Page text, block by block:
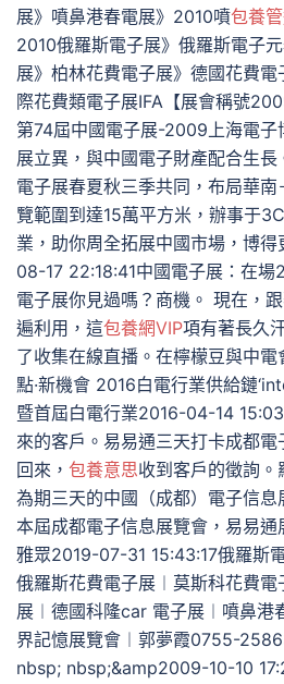
展》噴鼻港春電展》2010噴包養
2010俄羅斯電子展》俄羅斯電子
展》柏林花費電子展》德國花費
際花費類電子展IFA【展會稱號
第74屆中國電子展-2009上海電
展立異，與中國電子財產配合生
電子展春夏秋三季共同，布局華
覽範圍到達15萬平方米，辦事于
業，助你周全拓展中國市場，博
08-17 22:18:41中國電子展：在場
電子展你見過嗎？商機。 現在，
遍利用，這包養網VIP項有著長久
了收集在線直播。在檸檬豆與中電
點·新機會 2016白電行業供給鏈
暨首屆白電行業2016-04-14
來的客戶。易易通三天打卡成都
回來， 包養意思收到客戶的徵詢
為期三天的中國（成都）電子信息
本屆成都電子信息展覽會，易易
雅眾2019-07-31 15:43:17俄羅斯
俄羅斯花費電子展︱莫斯科花費
展︱德國科隆car 電子展︱噴鼻港
界記憶展覽會︱郭夢霞0755-
nbsp; nbsp;&amp2009-10-10